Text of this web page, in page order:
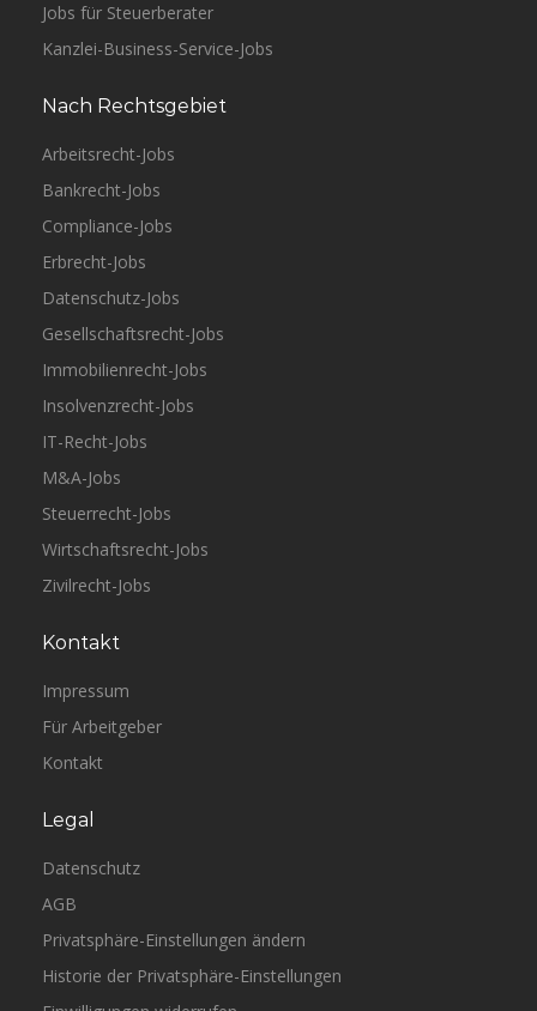
Jobs für Steuerberater
Kanzlei-Business-Service-Jobs
Nach Rechtsgebiet
Arbeitsrecht-Jobs
Bankrecht-Jobs
Compliance-Jobs
Erbrecht-Jobs
Datenschutz-Jobs
Gesellschaftsrecht-Jobs
Immobilienrecht-Jobs
Insolvenzrecht-Jobs
IT-Recht-Jobs
M&A-Jobs
Steuerrecht-Jobs
Wirtschaftsrecht-Jobs
Zivilrecht-Jobs
Kontakt
Impressum
Für Arbeitgeber
Kontakt
Legal
Datenschutz
AGB
Privatsphäre-Einstellungen ändern
Historie der Privatsphäre-Einstellungen